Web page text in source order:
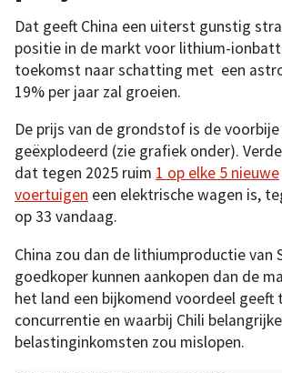
Dat geeft China een uiterst gunstig
positie in de markt voor lithium-
toekomst naar schatting met een
19% per jaar zal groeien.
De prijs van de grondstof is de
geëxplodeerd (zie grafiek onder).
dat tegen 2025 ruim 1 op elke 5 nieuwe
voertuigen een elektrische wagen is,
op 33 vandaag.
China zou dan de lithiumproductie van
goedkoper kunnen aankopen dan de
het land een bijkomend voordeel geeft
concurrentie en waarbij Chili belangrijke
belastinginkomsten zou mislopen.